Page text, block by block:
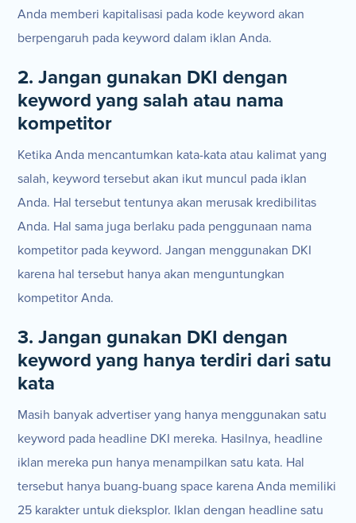
Anda memberi kapitalisasi pada kode keyword akan
berpengaruh pada keyword dalam iklan Anda.
2. Jangan gunakan DKI dengan
keyword yang salah atau nama
kompetitor
Ketika Anda mencantumkan kata-kata atau kalimat yang
salah, keyword tersebut akan ikut muncul pada iklan
Anda. Hal tersebut tentunya akan merusak kredibilitas
Anda. Hal sama juga berlaku pada penggunaan nama
kompetitor pada keyword. Jangan menggunakan DKI
karena hal tersebut hanya akan menguntungkan
kompetitor Anda.
3. Jangan gunakan DKI dengan
keyword yang hanya terdiri dari satu
kata
Masih banyak advertiser yang hanya menggunakan satu
keyword pada headline DKI mereka. Hasilnya, headline
iklan mereka pun hanya menampilkan satu kata. Hal
tersebut hanya buang-buang space karena Anda memiliki
25 karakter untuk dieksplor. Iklan dengan headline satu